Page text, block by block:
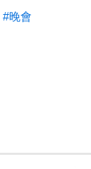
#晚會